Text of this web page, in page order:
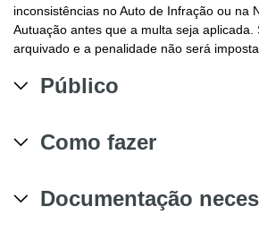
inconsistências no Auto de Infração ou na
Autuação antes que a multa seja aplicada.
arquivado e a penalidade não será imposta.
Público
Como fazer
Documentação